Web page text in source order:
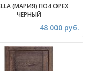
(МАРИЯ) ПО4 ОРЕХ
ЧЕРНЫЙ
48 000 руб.